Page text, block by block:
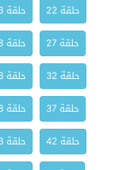
حلقة 22
حلقة 23
حلقة 27
حلقة 28
حلقة 32
حلقة 33
حلقة 37
حلقة 38
حلقة 42
حلقة 43